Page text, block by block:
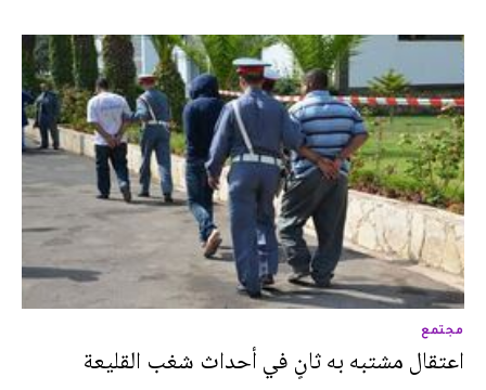
مجتمع
اعتقال مشتبه به ثانٍ في أحداث شغب القليعة